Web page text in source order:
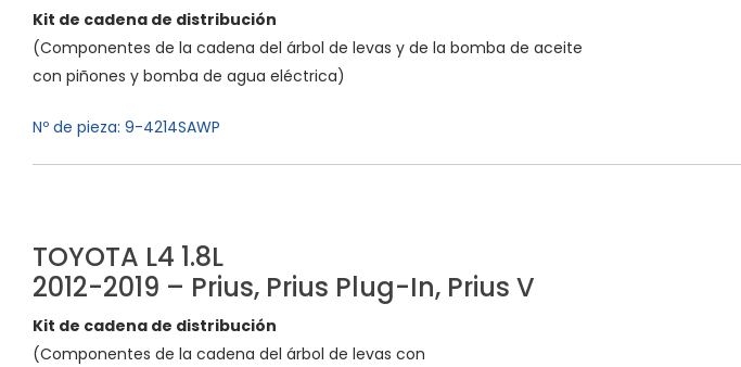
Kit de cadena de distribución
(Componentes de la cadena del árbol de levas y de la bomba de aceite
con piñones y bomba de agua eléctrica)
Nº de pieza: 9-4214SAWP
TOYOTA L4 1.8L
2012-2019 – Prius, Prius Plug-In, Prius V
Kit de cadena de distribución
(Componentes de la cadena del árbol de levas con